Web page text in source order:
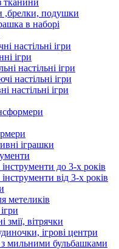
тканини
,брелки, подушки
в наборі
настільні ігри
ігри
настільні ігри
настільні ігри
настільні ігри
іграшки
до 3-х років
від 3-х років
метеликів
змії, вітрячки
ігрові центри
мильними бульбашками